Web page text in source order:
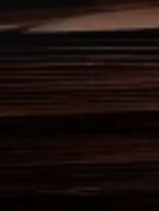
Har du nogen spørgsmål?